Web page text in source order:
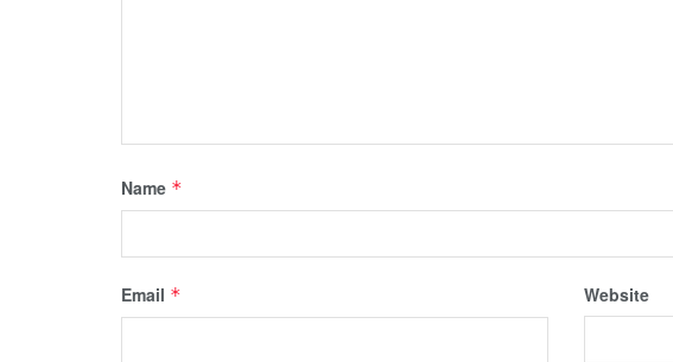
Name *
Email * Website